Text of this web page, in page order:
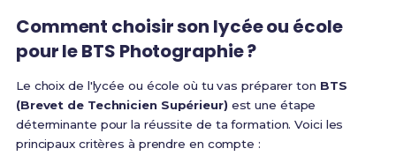
Comment choisir son lycée ou école
pour le BTS Photographie ?
Le choix de l'lycée ou école où tu vas préparer ton BTS
(Brevet de Technicien Supérieur) est une étape
déterminante pour la réussite de ta formation. Voici les
principaux critères à prendre en compte :